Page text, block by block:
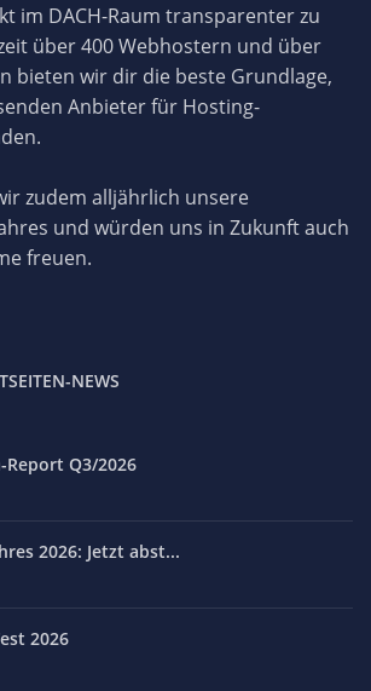
im DACH-Raum transparenter zu
über 400 Webhostern und über
bieten wir dir die beste Grundlage,
Anbieter für Hosting-
zudem alljährlich unsere
und würden uns in Zukunft auch
freuen.
NEWS
Report Q3/2026
2026: Jetzt abst...
2026